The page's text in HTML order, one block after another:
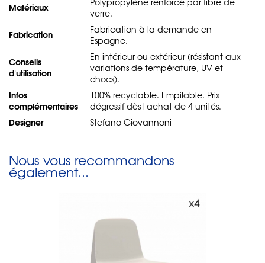
Matériaux
verre.
Fabrication
Fabrication à la demande en
Espagne.
Conseils
d'utilisation
En intérieur ou extérieur (résistant aux
variations de température, UV et
chocs).
Infos
complémentaires
100% recyclable. Empilable. Prix
dégressif dès l'achat de 4 unités.
Designer Stefano Giovannoni
Nous vous recommandons
également...